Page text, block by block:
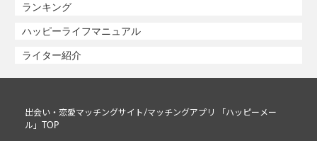
ランキング
ハッピーライフマニュアル
ライター紹介
出会い・恋愛マッチングサイト/マッチングアプリ 「ハッピーメー
ル」TOP